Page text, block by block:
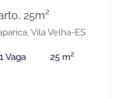
25m²
Vila Velha-ES
1 Vaga 25 m²